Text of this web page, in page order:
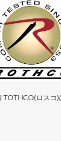
TOTHCO(ロスコ